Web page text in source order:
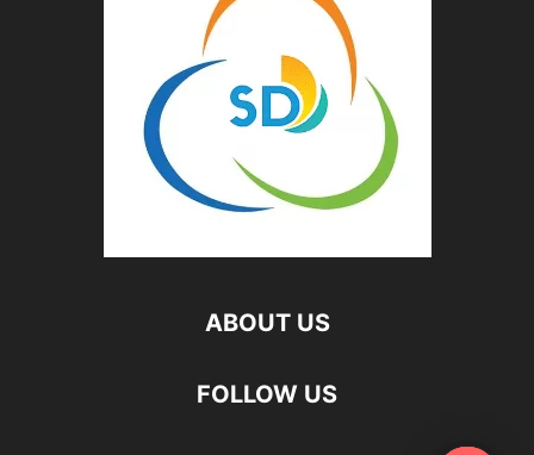
ABOUT US
FOLLOW US